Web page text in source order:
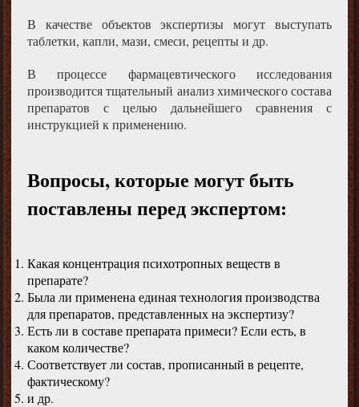
В качестве объектов экспертизы могут выступать
таблетки, капли, мази, смеси, рецепты и др.
В процессе фармацевтического исследования
производится тщательный анализ химического состава
препаратов с целью дальнейшего сравнения с
инструкцией к применению.
Вопросы, которые могут быть
поставлены перед экспертом:
Какая концентрация психотропных веществ в
препарате?
Была ли применена единая технология производства
для препаратов, представленных на экспертизу?
Есть ли в составе препарата примеси? Если есть, в
каком количестве?
Соответствует ли состав, прописанный в рецепте,
фактическому?
и др.